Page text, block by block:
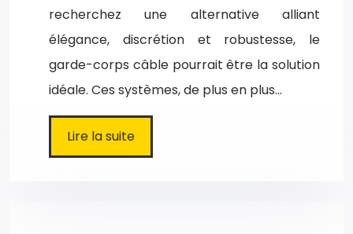
recherchez une alternative alliant
élégance, discrétion et robustesse, le
garde-corps câble pourrait être la solution
idéale. Ces systèmes, de plus en plus…
Lire la suite